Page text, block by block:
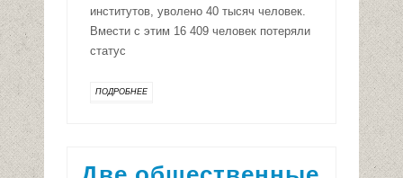
институтов, уволено 40 тысяч человек.
Вмести с этим 16 409 человек потеряли
статус
ПОДРОБНЕЕ